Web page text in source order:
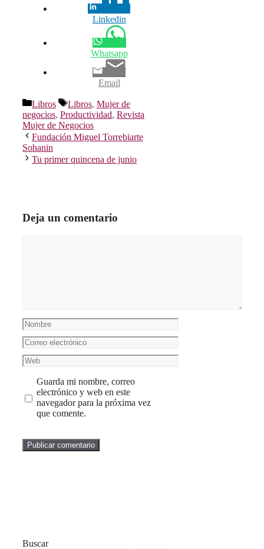
Linkedin
Whatsapp
Email
Categorías
Libros Etiquetas
Libros, Mujer de
negocios, Productividad, Revista
Mujer de Negocios
Fundación Miguel Torrebiarte
Sohanin
Tu primer quincena de junio
Deja un comentario
Nombre
Correo
electrónico
Web
Guarda mi nombre, correo
electrónico y web en este
navegador para la próxima vez
que comente.
Buscar